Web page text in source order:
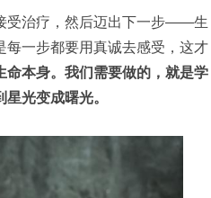
受治疗，然后迈出下一步——生
每一步都要用真诚去感受，这才
命本身。我们需要做的，就是学
光变成曙光。